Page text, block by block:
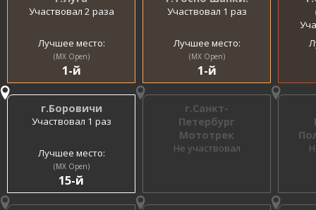
Участвовал 2 раза
Лучшее место:
(MX Open)
1-й
Участвовал 1 раз
Лучшее место:
(MX Open)
1-й
г.Боровичи
Участвовал 1 раз
Лучшее место:
(MX Open)
15-й
г.Санкт-
Петербург
Мототрек
Не участвовал